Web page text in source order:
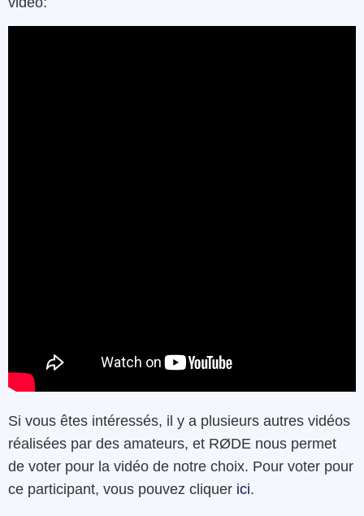
Si vous êtes intéressés, il y a plusieurs autres vidéos
réalisées par des amateurs, et RØDE nous permet
de voter pour la vidéo de notre choix. Pour voter pour
ce participant, vous pouvez cliquer ici.